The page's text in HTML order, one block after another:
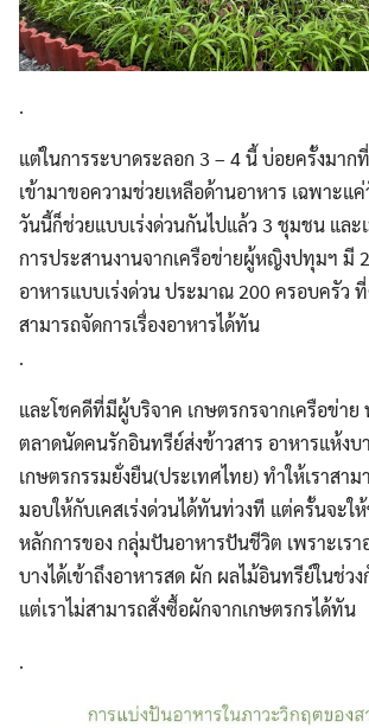
.
แต่ในการระบาดระลอก 3 – 4 นี้ บ่อยครั้งมากที่
เข้ามาขอความช่วยเหลือด้านอาหาร เฉพาะแ
วันนี้ก็ช่วยแบบเร่งด่วนกันไปแล้ว 3 ชุมชน และ
การประสานงานจากเครือข่ายผู้หญิงปทุมฯ มี
อาหารแบบเร่งด่วน ประมาณ 200 ครอบครัว
สามารถจัดการเรื่องอาหารได้ทัน
.
และโชคดีที่มีผู้บริจาค เกษตรกรจากเครือข่า
ตลาดนัดคนรักอินทรีย์ส่งข้าวสาร อาหารแห้ง
เกษตรกรรมยั่งยืน(ประเทศไทย) ทำให้เราสาม
มอบให้กับเคสเร่งด่วนได้ทันท่วงที แต่ครั้นจะใ
หลักการของ กลุ่มปันอาหารปันชีวิต เพราะเรา
บางได้เข้าถึงอาหารสด ผัก ผลไม้อินทรีย์ในช่ว
แต่เราไม่สามารถสั่งซื้อผักจากเกษตรกรได้ทัน
.